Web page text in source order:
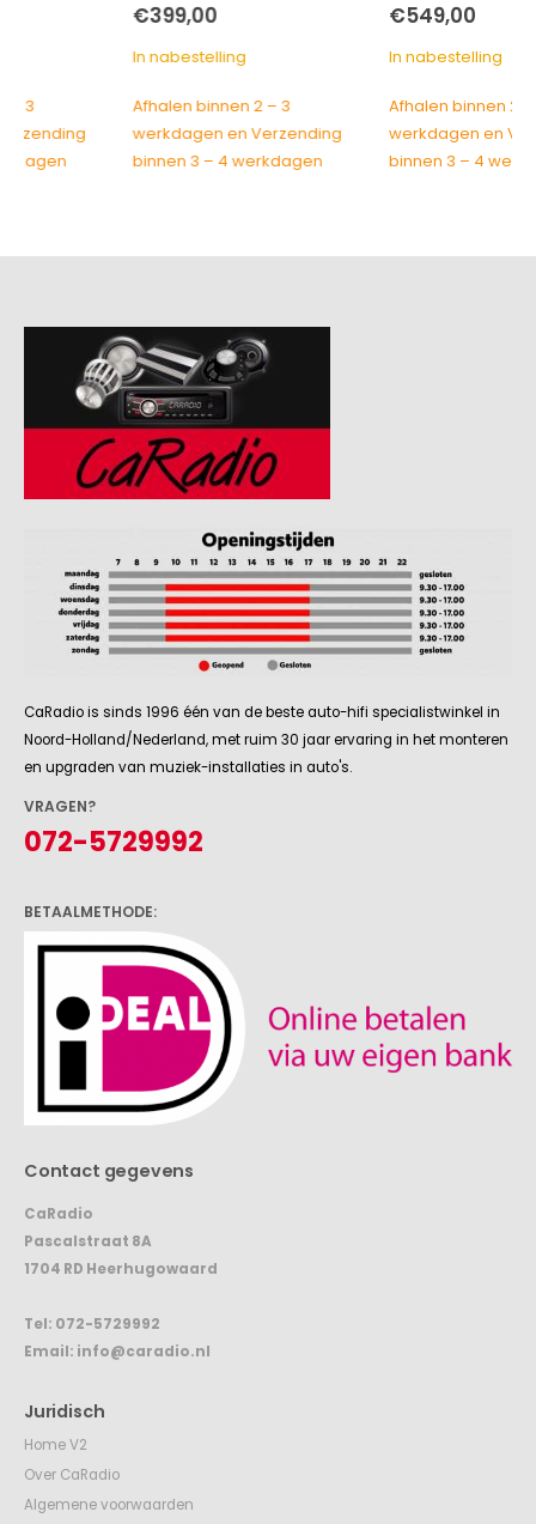
In nabestelling
Afhalen binnen 2 – 3
werkdagen en Verzending
binnen 3 – 4 werkdagen
In nabestelling
Afhalen binnen 2 – 3
werkdagen en Verzending
binnen 3 – 4 werkdagen
CaRadio is sinds 1996 één van de beste auto-hifi specialistwinkel in
Noord-Holland/Nederland, met ruim 30 jaar ervaring in het monteren
en upgraden van muziek-installaties in auto's.
VRAGEN?
072-5729992
BETAALMETHODE:
Contact gegevens
CaRadio
Pascalstraat 8A
1704 RD Heerhugowaard
Tel: 072-5729992
Email: info@caradio.nl
Juridisch
Home V2
Over CaRadio
Algemene voorwaarden